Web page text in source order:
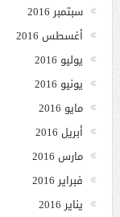
سبتمبر 2016
أغسطس 2016
يوليو 2016
يونيو 2016
مايو 2016
أبريل 2016
مارس 2016
فبراير 2016
يناير 2016